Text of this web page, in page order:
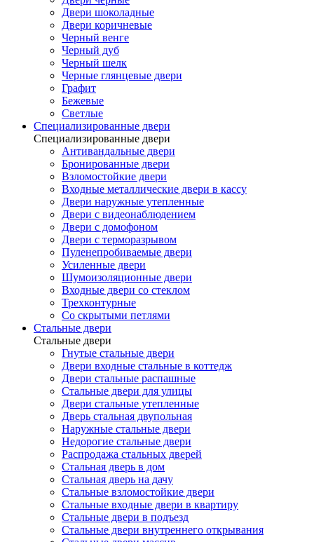
Двери шоколадные
Двери коричневые
Черный венге
Черный дуб
Черный шелк
Черные глянцевые двери
Графит
Бежевые
Светлые
Специализированные двери
Специализированные двери
Антивандальные двери
Бронированные двери
Взломостойкие двери
Входные металлические двери в кассу
Двери наружные утепленные
Двери с видеонаблюдением
Двери с домофоном
Двери с терморазрывом
Пуленепробиваемые двери
Усиленные двери
Шумоизоляционные двери
Входные двери со стеклом
Трехконтурные
Со скрытыми петлями
Стальные двери
Стальные двери
Гнутые стальные двери
Двери входные стальные в коттедж
Двери стальные распашные
Стальные двери для улицы
Двери стальные утепленные
Дверь стальная двупольная
Наружные стальные двери
Недорогие стальные двери
Распродажа стальных дверей
Стальная дверь в дом
Стальная дверь на дачу
Стальные взломостойкие двери
Стальные входные двери в квартиру
Стальные двери в подъезд
Стальные двери внутреннего открывания